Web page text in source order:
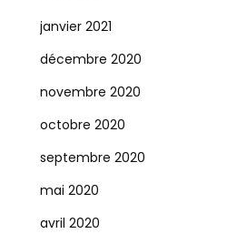
janvier 2021
décembre 2020
novembre 2020
octobre 2020
septembre 2020
mai 2020
avril 2020